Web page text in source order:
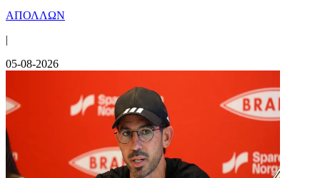
ΑΠΟΛΛΩΝ
|
05-08-2026